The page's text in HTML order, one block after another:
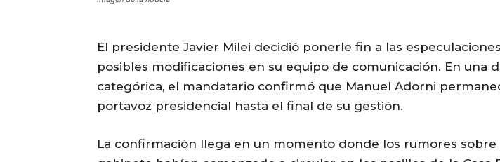
El presidente Javier Milei decidió ponerle fin a las
posibles modificaciones en su equipo de comunicación. En una
categórica, el mandatario confirmó que Manuel Adorni
portavoz presidencial hasta el final de su gestión.
La confirmación llega en un momento donde los rumores sobre